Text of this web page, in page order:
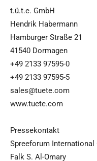
t.ü.t.e. GmbH
Hendrik Habermann
Hamburger Straße 21
41540 Dormagen
+49 2133 97595-0
+49 2133 97595-5
sales@tuete.com
www.tuete.com
Pressekontakt
Spreeforum International
Falk S. Al-Omary